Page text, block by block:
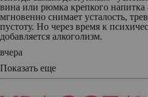
вина или рюмка крепкого напитка
мгновенно снимает усталость,
пустоту. Но через время к
добавляется алкоголизм.
вчера
Показать еще